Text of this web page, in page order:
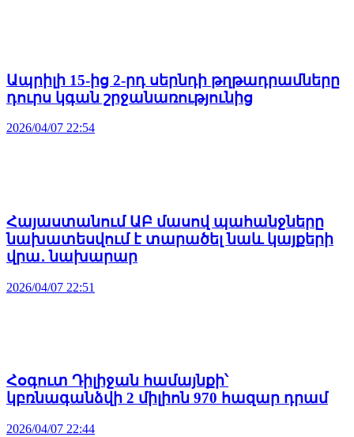
Ապրիլի 15-ից 2-րդ սերնդի թղթադրամները
դուրս կգան շրջանառությունից
2026/04/07 22:54
Հայաստանում ԱԲ մասով պահանջները
նախատեսվում է տարածել նաև կայքերի
վրա․ նախարար
2026/04/07 22:51
Հօգուտ Դիլիջան համայնքի՝
կբռնագանձվի 2 միլիոն 970 հազար դրամ
2026/04/07 22:44